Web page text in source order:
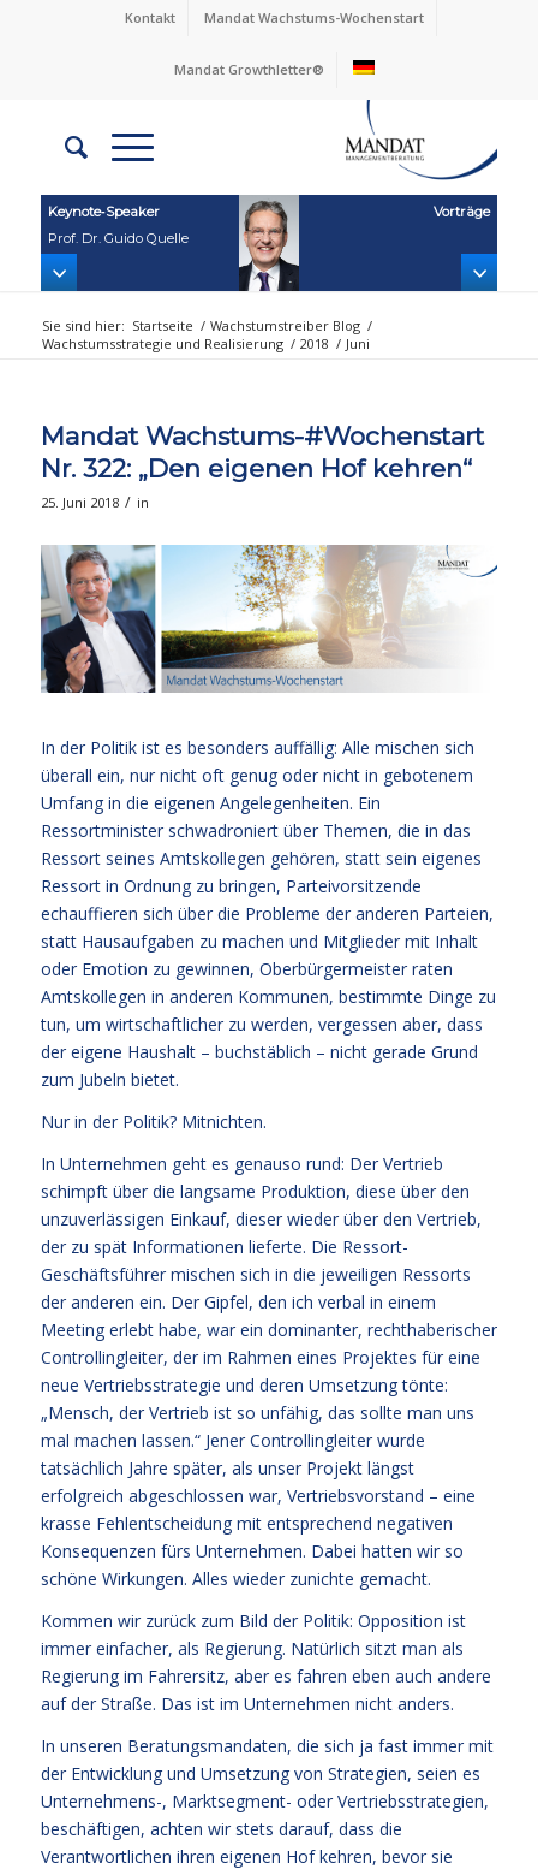
Kontakt Mandat Wachstums-Wochenstart
Mandat Growthletter®
Keynote‑Speaker
Prof. Dr. Guido Quelle
Vorträge
Sie sind hier: Startseite / Wachstumstreiber Blog /
Wachstumsstrategie und Realisierung / 2018 / Juni
Mandat Wachstums-#Wochenstart
Nr. 322: „Den eigenen Hof kehren“
25. Juni 2018 / in
In der Politik ist es besonders auffällig: Alle mischen sich
überall ein, nur nicht oft genug oder nicht in gebotenem
Umfang in die eigenen Angelegenheiten. Ein
Ressortminister schwadroniert über Themen, die in das
Ressort seines Amtskollegen gehören, statt sein eigenes
Ressort in Ordnung zu bringen, Parteivorsitzende
echauffieren sich über die Probleme der anderen Parteien,
statt Hausaufgaben zu machen und Mitglieder mit Inhalt
oder Emotion zu gewinnen, Oberbürgermeister raten
Amtskollegen in anderen Kommunen, bestimmte Dinge zu
tun, um wirtschaftlicher zu werden, vergessen aber, dass
der eigene Haushalt – buchstäblich – nicht gerade Grund
zum Jubeln bietet.
Nur in der Politik? Mitnichten.
In Unternehmen geht es genauso rund: Der Vertrieb
schimpft über die langsame Produktion, diese über den
unzuverlässigen Einkauf, dieser wieder über den Vertrieb,
der zu spät Informationen lieferte. Die Ressort-
Geschäftsführer mischen sich in die jeweiligen Ressorts
der anderen ein. Der Gipfel, den ich verbal in einem
Meeting erlebt habe, war ein dominanter, rechthaberischer
Controllingleiter, der im Rahmen eines Projektes für eine
neue Vertriebsstrategie und deren Umsetzung tönte:
„Mensch, der Vertrieb ist so unfähig, das sollte man uns
mal machen lassen.“ Jener Controllingleiter wurde
tatsächlich Jahre später, als unser Projekt längst
erfolgreich abgeschlossen war, Vertriebsvorstand – eine
krasse Fehlentscheidung mit entsprechend negativen
Konsequenzen fürs Unternehmen. Dabei hatten wir so
schöne Wirkungen. Alles wieder zunichte gemacht.
Kommen wir zurück zum Bild der Politik: Opposition ist
immer einfacher, als Regierung. Natürlich sitzt man als
Regierung im Fahrersitz, aber es fahren eben auch andere
auf der Straße. Das ist im Unternehmen nicht anders.
In unseren Beratungsmandaten, die sich ja fast immer mit
der Entwicklung und Umsetzung von Strategien, seien es
Unternehmens-, Marktsegment- oder Vertriebsstrategien,
beschäftigen, achten wir stets darauf, dass die
Verantwortlichen ihren eigenen Hof kehren, bevor sie